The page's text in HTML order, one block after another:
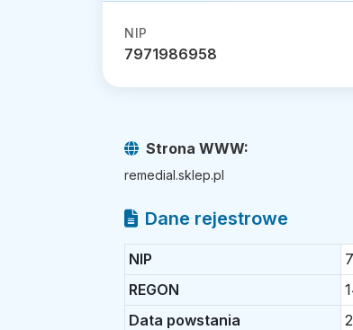
NIP
7971986958
Strona WWW:
remedial.sklep.pl
Dane rejestrowe
NIP
REGON
Data powstania